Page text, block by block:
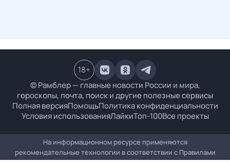
© Рамблер — главные новости России и мира,
гороскопы, почта, поиск и другие полезные сервисы
Полная версияПомощьПолитика конфиденциальности
Условия использованияЛайкиТоп-100Все проекты
18+
На информационном ресурсе применяются
рекомендательные технологии в соответствии с Правилами